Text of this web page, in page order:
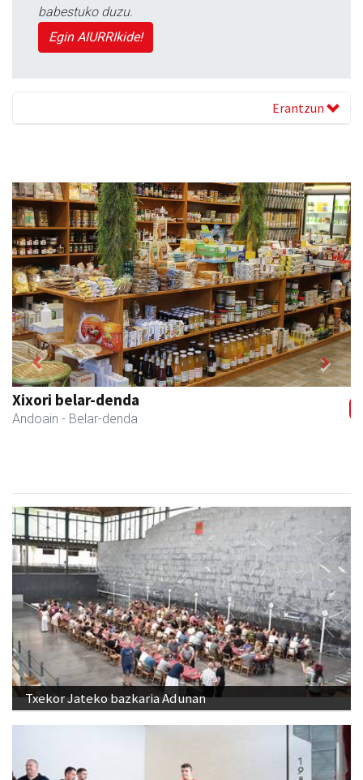
babestuko duzu.
Egin AIURRIkide!
Erantzun
Xixori belar-denda
Andoain - Belar-denda
Previous Next
Txekor Jateko bazkaria Adunan